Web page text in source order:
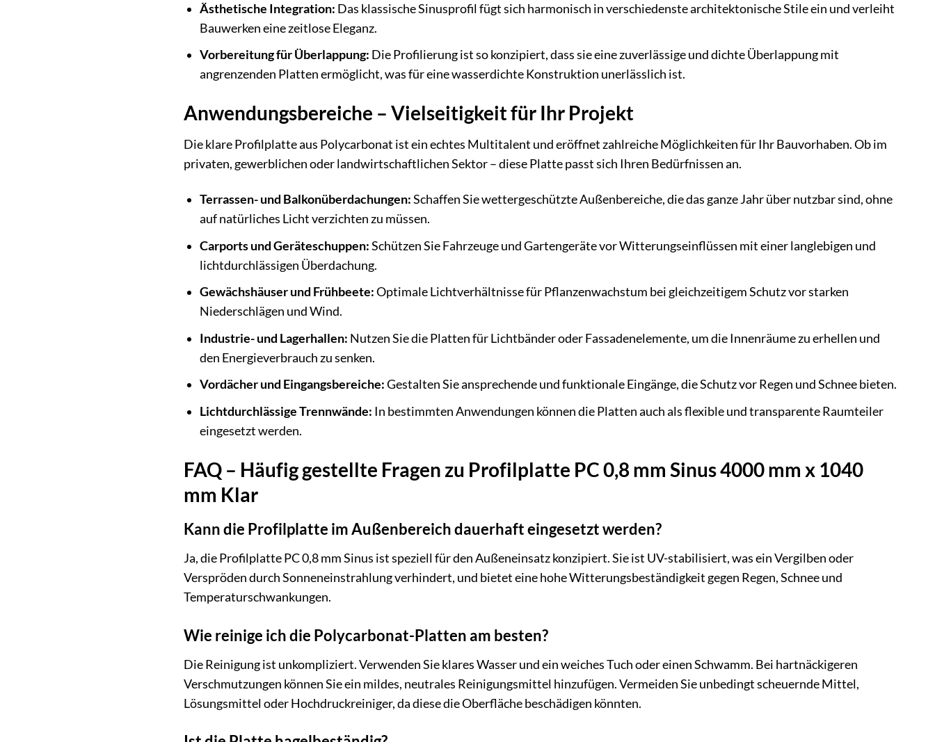
Ästhetische Integration: Das klassische Sinusprofil fügt sich harmonisch in verschiedenste architektonische Stile ein und verleiht
Bauwerken eine zeitlose Eleganz.
Vorbereitung für Überlappung: Die Profilierung ist so konzipiert, dass sie eine zuverlässige und dichte Überlappung mit
angrenzenden Platten ermöglicht, was für eine wasserdichte Konstruktion unerlässlich ist.
Anwendungsbereiche – Vielseitigkeit für Ihr Projekt
Die klare Profilplatte aus Polycarbonat ist ein echtes Multitalent und eröffnet zahlreiche Möglichkeiten für Ihr Bauvorhaben. Ob im
privaten, gewerblichen oder landwirtschaftlichen Sektor – diese Platte passt sich Ihren Bedürfnissen an.
Terrassen- und Balkonüberdachungen:Schaffen Sie wettergeschützte Außenbereiche, die das ganze Jahr über nutzbar sind, ohne
auf natürliches Licht verzichten zu müssen.
Carports und Geräteschuppen:Schützen Sie Fahrzeuge und Gartengeräte vor Witterungseinflüssen mit einer langlebigen und
lichtdurchlässigen Überdachung.
Gewächshäuser und Frühbeete:Optimale Lichtverhältnisse für Pflanzenwachstum bei gleichzeitigem Schutz vor starken
Niederschlägen und Wind.
Industrie- und Lagerhallen: Nutzen Sie die Platten für Lichtbänder oder Fassadenelemente, um die Innenräume zu erhellen und
den Energieverbrauch zu senken.
Vordächer und Eingangsbereiche:Gestalten Sie ansprechende und funktionale Eingänge, die Schutz vor Regen und Schnee bieten.
Lichtdurchlässige Trennwände: In bestimmten Anwendungen können die Platten auch als flexible und transparente Raumteiler
eingesetzt werden.
FAQ – Häufig gestellte Fragen zu Profilplatte PC 0,8 mm Sinus 4000 mm x 1040
mm Klar
Kann die Profilplatte im Außenbereich dauerhaft eingesetzt werden?
Ja, die Profilplatte PC 0,8 mm Sinus ist speziell für den Außeneinsatz konzipiert. Sie ist UV-stabilisiert, was ein Vergilben oder
Verspröden durch Sonneneinstrahlung verhindert, und bietet eine hohe Witterungsbeständigkeit gegen Regen, Schnee und
Temperaturschwankungen.
Wie reinige ich die Polycarbonat-Platten am besten?
Die Reinigung ist unkompliziert. Verwenden Sie klares Wasser und ein weiches Tuch oder einen Schwamm. Bei hartnäckigeren
Verschmutzungen können Sie ein mildes, neutrales Reinigungsmittel hinzufügen. Vermeiden Sie unbedingt scheuernde Mittel,
Lösungsmittel oder Hochdruckreiniger, da diese die Oberfläche beschädigen könnten.